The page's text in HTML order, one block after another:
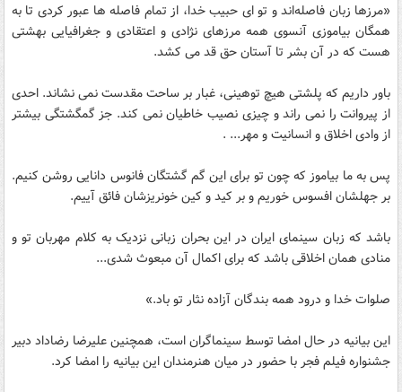
«مرزها زبان فاصله‌اند و تو ای حبیب خدا، از تمام فاصله ها عبور کردی تا به
همگان بیاموزی آنسوی همه مرزهای نژادی و اعتقادی و جغرافیایی بهشتی
هست که در آن بشر تا آستان حق قد می کشد.
باور داریم که پلشتی هیچ توهینی، غبار بر ساحت مقدست نمی نشاند. احدی
از پیروانت را نمی راند و چیزی نصیب خاطیان نمی کند. جز گمگشتگی بیشتر
از وادی اخلاق و انسانیت و مهر... .
پس به ما بیاموز که چون تو برای این گم گشتگان فانوس دانایی روشن کنیم.
بر جهلشان افسوس خوریم و بر کید و کین خونریزشان فائق آییم.
باشد که زبان سینمای ایران در این بحران زبانی نزدیک به کلام مهربان تو و
منادی همان اخلاقی باشد که برای اکمال آن مبعوث شدی...
صلوات خدا و درود همه بندگان آزاده نثار تو باد.»
این بیانیه در حال امضا توسط سینماگران است، همچنین علیرضا رضاداد دبیر
جشنواره فیلم فجر با حضور در میان هنرمندان این بیانیه را امضا کرد.